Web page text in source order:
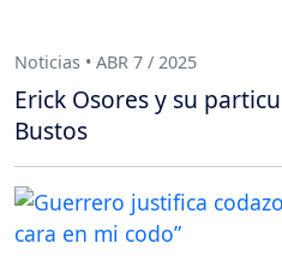
Noticias • ABR 7 / 2025
Erick Osores y su
Bustos